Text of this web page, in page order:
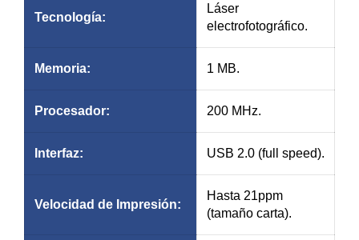
Tecnología:
Láser
electrofotográfico.
Memoria: 1 MB.
Procesador: 200 MHz.
Interfaz: USB 2.0 (full speed).
Velocidad de Impresión:
Hasta 21ppm
(tamaño carta).